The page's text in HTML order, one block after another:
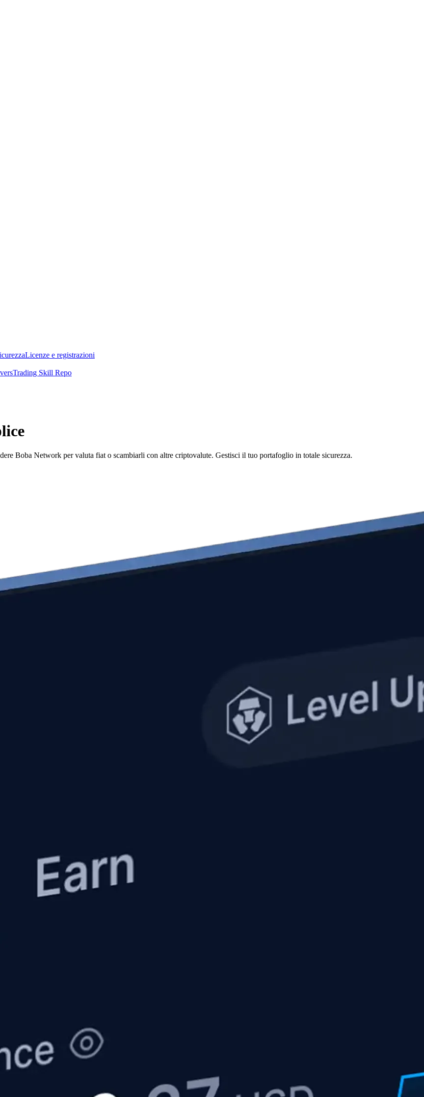
Licenze e registrazioni
Trading Skill Repo
Boba Network per valuta fiat o scambiarli con altre criptovalute. Gestisci il tuo portafoglio in totale sicurezza.